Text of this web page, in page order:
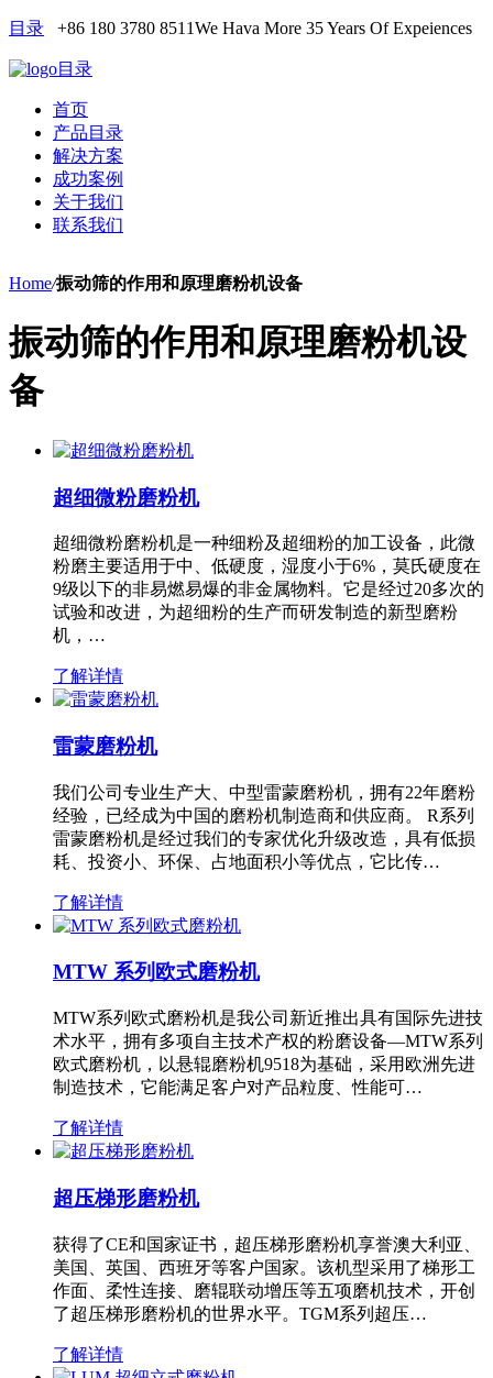
目录 +86 180 3780 8511We Hava More 35 Years Of Expeiences
目录
首页
产品目录
解决方案
成功案例
关于我们
联系我们
Home/振动筛的作用和原理磨粉机设备
振动筛的作用和原理磨粉机设
备
超细微粉磨粉机
超细微粉磨粉机是一种细粉及超细粉的加工设备，此微
粉磨主要适用于中、低硬度，湿度小于6%，莫氏硬度在
9级以下的非易燃易爆的非金属物料。它是经过20多次的
试验和改进，为超细粉的生产而研发制造的新型磨粉
机，…
了解详情
雷蒙磨粉机
我们公司专业生产大、中型雷蒙磨粉机，拥有22年磨粉
经验，已经成为中国的磨粉机制造商和供应商。 R系列
雷蒙磨粉机是经过我们的专家优化升级改造，具有低损
耗、投资小、环保、占地面积小等优点，它比传…
了解详情
MTW 系列欧式磨粉机
MTW系列欧式磨粉机是我公司新近推出具有国际先进技
术水平，拥有多项自主技术产权的粉磨设备—MTW系列
欧式磨粉机，以悬辊磨粉机9518为基础，采用欧洲先进
制造技术，它能满足客户对产品粒度、性能可…
了解详情
超压梯形磨粉机
获得了CE和国家证书，超压梯形磨粉机享誉澳大利亚、
美国、英国、西班牙等客户国家。该机型采用了梯形工
作面、柔性连接、磨辊联动增压等五项磨机技术，开创
了超压梯形磨粉机的世界水平。TGM系列超压…
了解详情